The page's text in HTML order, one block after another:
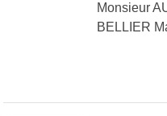
Monsieur
BELLIER